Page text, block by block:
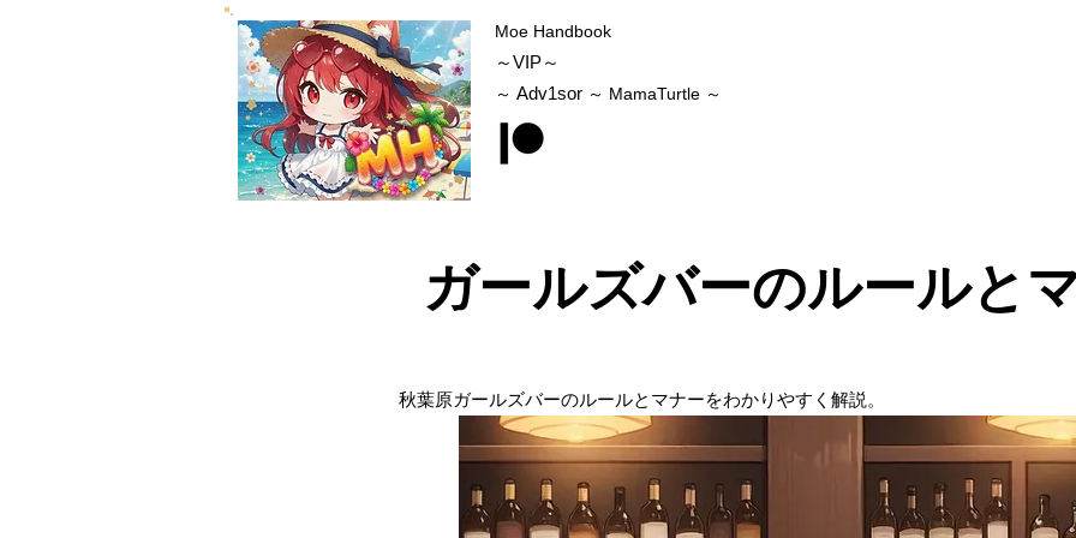
Moe Handbook
～VIP～
～ Adv1sor ～ MamaTurtle ～
ガールズバーのルールと
秋葉原ガールズバーのルールとマナーをわかりやすく解説。